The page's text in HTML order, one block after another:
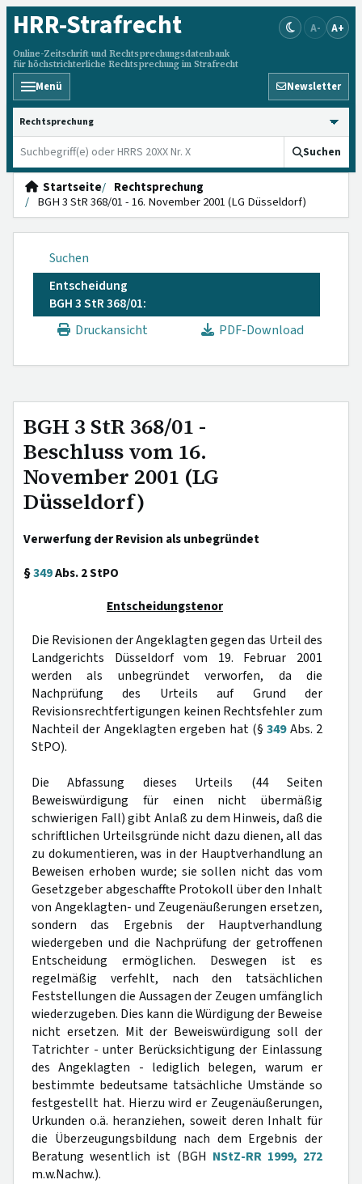
HRR-Strafrecht
Online-Zeitschrift und Rechtsprechungsdatenbank
für höchstrichterliche Rechtsprechung im Strafrecht
A- A+
Menü Newsletter
HRRS durchsuchen
Suchen
Startseite
Rechtsprechung
BGH 3 StR 368/01 - 16. November 2001 (LG Düsseldorf)
Suchen
Entscheidung
BGH 3 StR 368/01:
Druckansicht
PDF-Download
BGH 3 StR 368/01 -
Beschluss vom 16.
November 2001 (LG
Düsseldorf)
Verwerfung der Revision als unbegründet
§349Abs. 2 StPO
Entscheidungstenor
Die Revisionen der Angeklagten gegen das Urteil des
Landgerichts Düsseldorf vom 19. Februar 2001
werden als unbegründet verworfen, da die
Nachprüfung des Urteils auf Grund der
Revisionsrechtfertigungen keinen Rechtsfehler zum
Nachteil der Angeklagten ergeben hat (§349Abs. 2
StPO).
Die Abfassung dieses Urteils (44 Seiten
Beweiswürdigung für einen nicht übermäßig
schwierigen Fall) gibt Anlaß zu dem Hinweis, daß die
schriftlichen Urteilsgründe nicht dazu dienen, all das
zu dokumentieren, was in der Hauptverhandlung an
Beweisen erhoben wurde; sie sollen nicht das vom
Gesetzgeber abgeschaffte Protokoll über den Inhalt
von Angeklagten- und Zeugenäußerungen ersetzen,
sondern das Ergebnis der Hauptverhandlung
wiedergeben und die Nachprüfung der getroffenen
Entscheidung ermöglichen. Deswegen ist es
regelmäßig verfehlt, nach den tatsächlichen
Feststellungen die Aussagen der Zeugen umfänglich
wiederzugeben. Dies kann die Würdigung der Beweise
nicht ersetzen. Mit der Beweiswürdigung soll der
Tatrichter - unter Berücksichtigung der Einlassung
des Angeklagten - lediglich belegen, warum er
bestimmte bedeutsame tatsächliche Umstände so
festgestellt hat. Hierzu wird er Zeugenäußerungen,
Urkunden o.ä. heranziehen, soweit deren Inhalt für
die Überzeugungsbildung nach dem Ergebnis der
Beratung wesentlich ist (BGH NStZ-RR 1999, 272
m.w.Nachw.).